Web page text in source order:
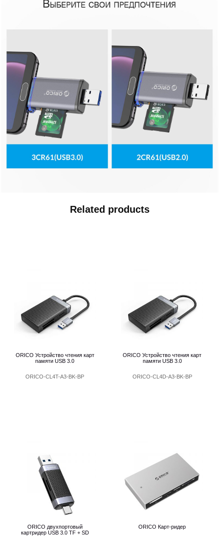
Related products
ORICO Устройство чтения карт
памяти USB 3.0
ORICO-CL4T-A3-BK-BP
ORICO Устройство чтения карт
памяти USB 3.0
ORICO-CL4D-A3-BK-BP
ORICO двухпортовый
картридер USB 3.0 TF + SD
ORICO Карт-ридер